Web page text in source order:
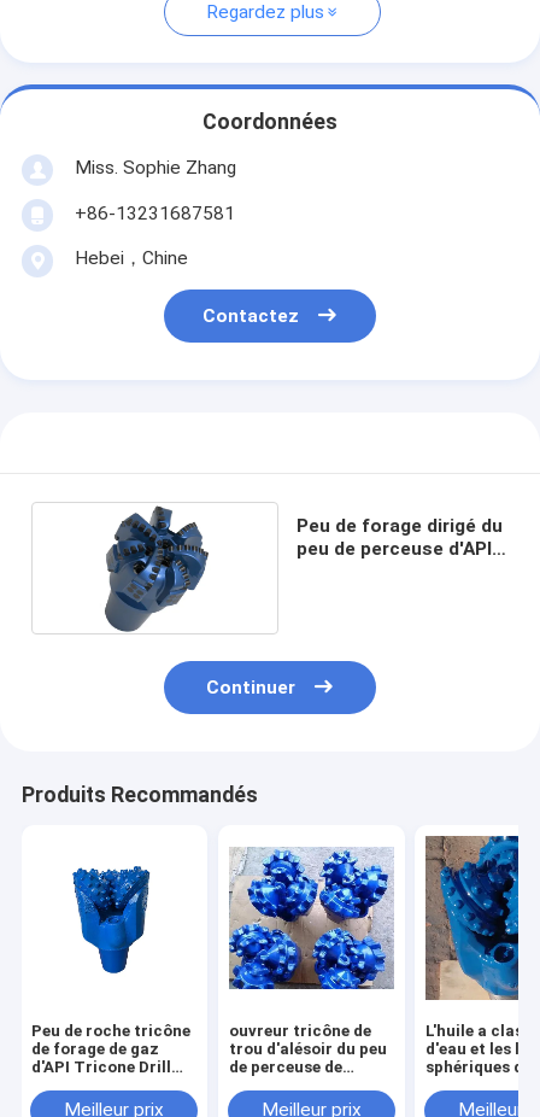
Regardez plus
Coordonnées
Miss. Sophie Zhang
+86-13231687581
Hebei，Chine
Contactez
Peu de forage dirigé du
peu de perceuse d'API
Continuer
Produits Recommandés
Peu de roche tricône
de forage de gaz
d'API Tricone Drill
IADC537/637
Meilleur prix
ouvreur tricône de
trou d'alésoir du peu
de perceuse de
bien la résistance
Meilleur prix
L'huile a
d'eau et les
sphériques de
trépansMeilleur